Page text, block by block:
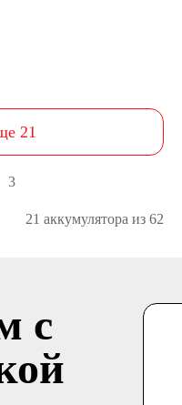
21
3
21 аккумулятора из 62
с